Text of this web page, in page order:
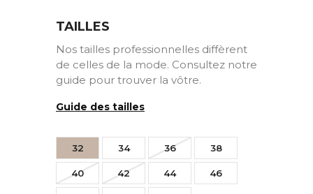
TAILLES
Nos tailles professionnelles diffèrent
de celles de la mode. Consultez notre
guide pour trouver la vôtre.
Guide des tailles
32 34 36 38
40 42 44 46